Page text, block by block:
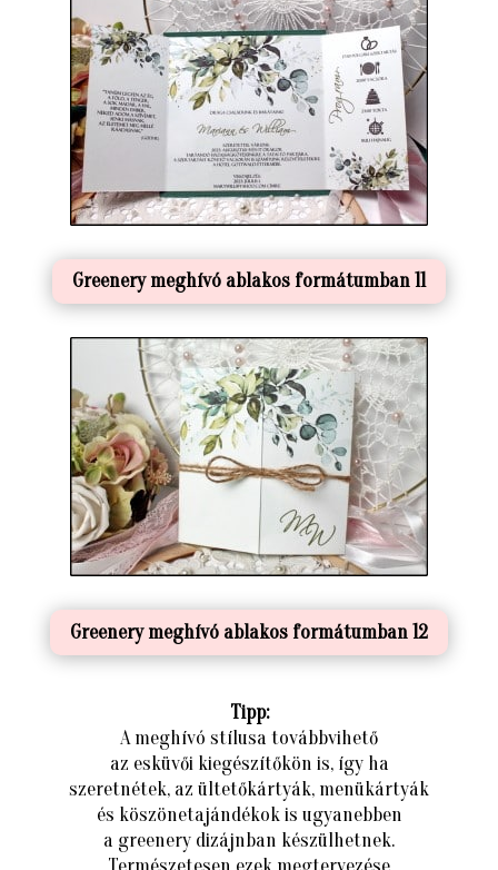
Greenery meghívó ablakos formátumban 11
Greenery meghívó ablakos formátumban 12
Tipp:
A meghívó stílusa továbbvihető
az esküvői kiegészítőkön is, így ha
szeretnétek, az ültetőkártyák, menükártyák
és köszönetajándékok is ugyanebben
a greenery dizájnban készülhetnek.